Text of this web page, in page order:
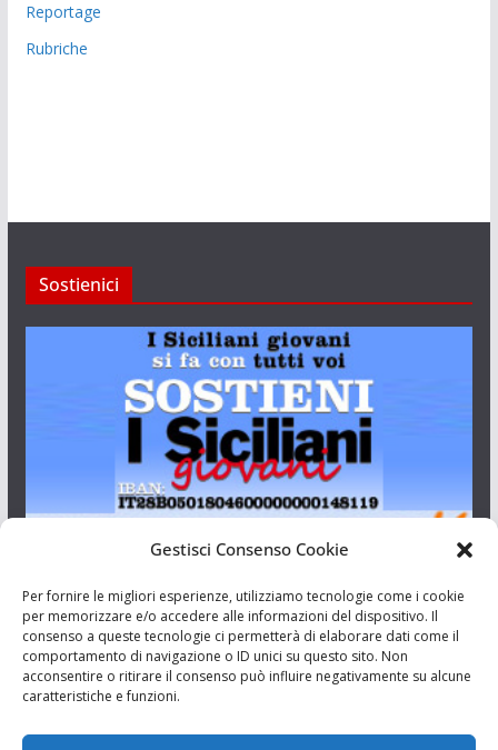
Gestisci Consenso Cookie
Per fornire le migliori esperienze, utilizziamo tecnologie come i cookie
per memorizzare e/o accedere alle informazioni del dispositivo. Il
consenso a queste tecnologie ci permetterà di elaborare dati come il
comportamento di navigazione o ID unici su questo sito. Non
acconsentire o ritirare il consenso può influire negativamente su alcune
caratteristiche e funzioni.
Reportage
Rubriche
Sostienici
Aut. del tribunale di Catania n.23/2011 del 20/09/2011 Dir.
Resp. Riccardo Orioles.